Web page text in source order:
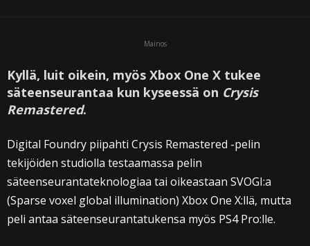
Mainos
Kyllä, luit oikein, myös Xbox One X tukee
säteenseurantaa kun kyseessä on Crysis
Remastered.
Digital Foundry piipahti Crysis Remastered -pelin
tekijöiden studiolla testaamassa pelin
säteenseurantateknologiaa tai oikeastaan SVOGI:a
(Sparse voxel global illumination) Xbox One X:llä, mutta
peli antaa säteenseurantatukensa myös PS4 Pro:lle.